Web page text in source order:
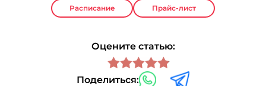
Расписание Прайс-лист
Оцените статью:
Поделиться: